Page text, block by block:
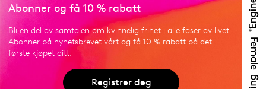
Abonner og få 10 % rabatt
Bli en del av samtalen om kvinnelig frihet i alle faser av livet.
Abonner på nyhetsbrevet vårt og få 10 % rabatt på det
første kjøpet ditt.
Registrer deg